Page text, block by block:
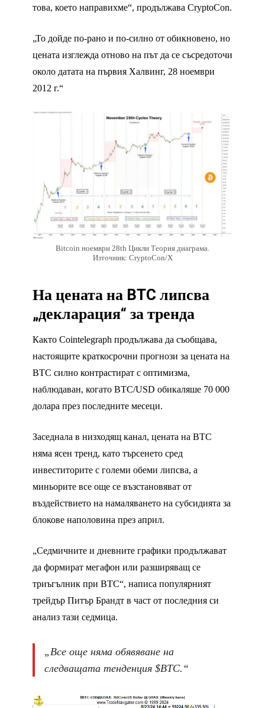
това, което направихме“, продължава CryptoCon.
„То дойде по-рано и по-силно от обикновено, но
цената изглежда отново на път да се съсредоточи
около датата на първия Халвинг, 28 ноември
2012 г.“
Bitcoin ноември 28th Цикли Теория диаграма.
Източник: CryptoCon/X
На цената на BTC липсва
„декларация“ за тренда
Както Cointelegraph продължава да съобщава,
настоящите краткосрочни прогнози за цената на
BTC силно контрастират с оптимизма,
наблюдаван, когато BTC/USD обикаляше 70 000
долара през последните месеци.
Заседнала в низходящ канал, цената на BTC
няма ясен тренд, като търсенето сред
инвеститорите с големи обеми липсва, а
миньорите все още се възстановяват от
въздействието на намаляването на субсидията за
блокове наполовина през април.
„Седмичните и дневните графики продължават
да формират мегафон или разширяващ се
триъгълник при BTC“, написа популярният
трейдър Питър Брандт в част от последния си
анализ тази седмица.
„Все още няма обявяване на
следващата тенденция $BTC.“